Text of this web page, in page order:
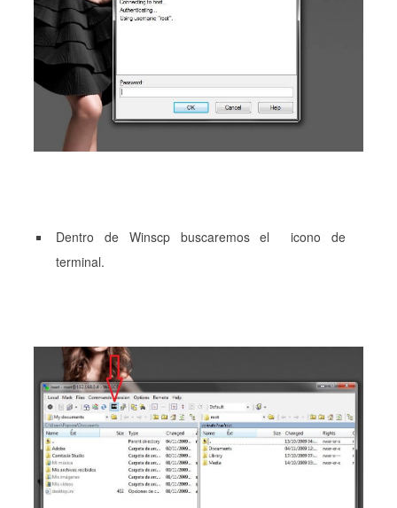
Dentro de Winscp buscaremos el icono de
terminal.